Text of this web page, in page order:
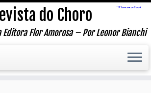
do Choro
Editora Flor Amorosa – Por Leonor Bianchi